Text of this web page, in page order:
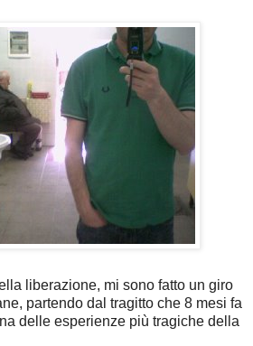
liberazione, mi sono fatto un giro
partendo dal tragitto che 8 mesi fa
delle esperienze più tragiche della